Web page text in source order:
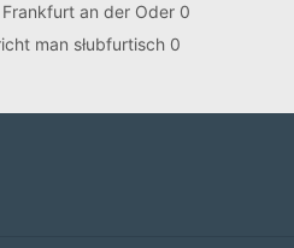
an der Oder 0
man słubfurtisch 0